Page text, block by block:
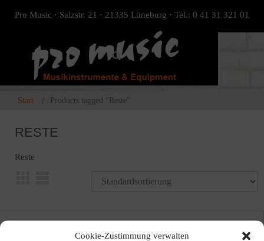
Cookie-Zustimmung verwalten
Pro Music · Salzstr. 21 · 21335 Lüneburg · Tel.: 0 41 31 321 01
Start Products tagged “Reste”
RESTE
Reste